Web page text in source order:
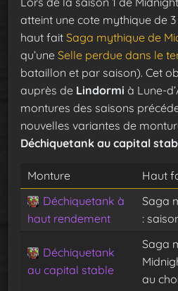
atteint une cote mythique de
haut fait Saga mythique de
qu’une Selle perdue dans le
bataillon et par saison). Cet
auprès de Lindormi à Lune-
montures des saisons
nouvelles variantes de
Déchiquetank au capital
Monture
Haut
Déchiquetank à
haut rendement
Saga
:
Déchiquetank
au capital stable
Saga
au